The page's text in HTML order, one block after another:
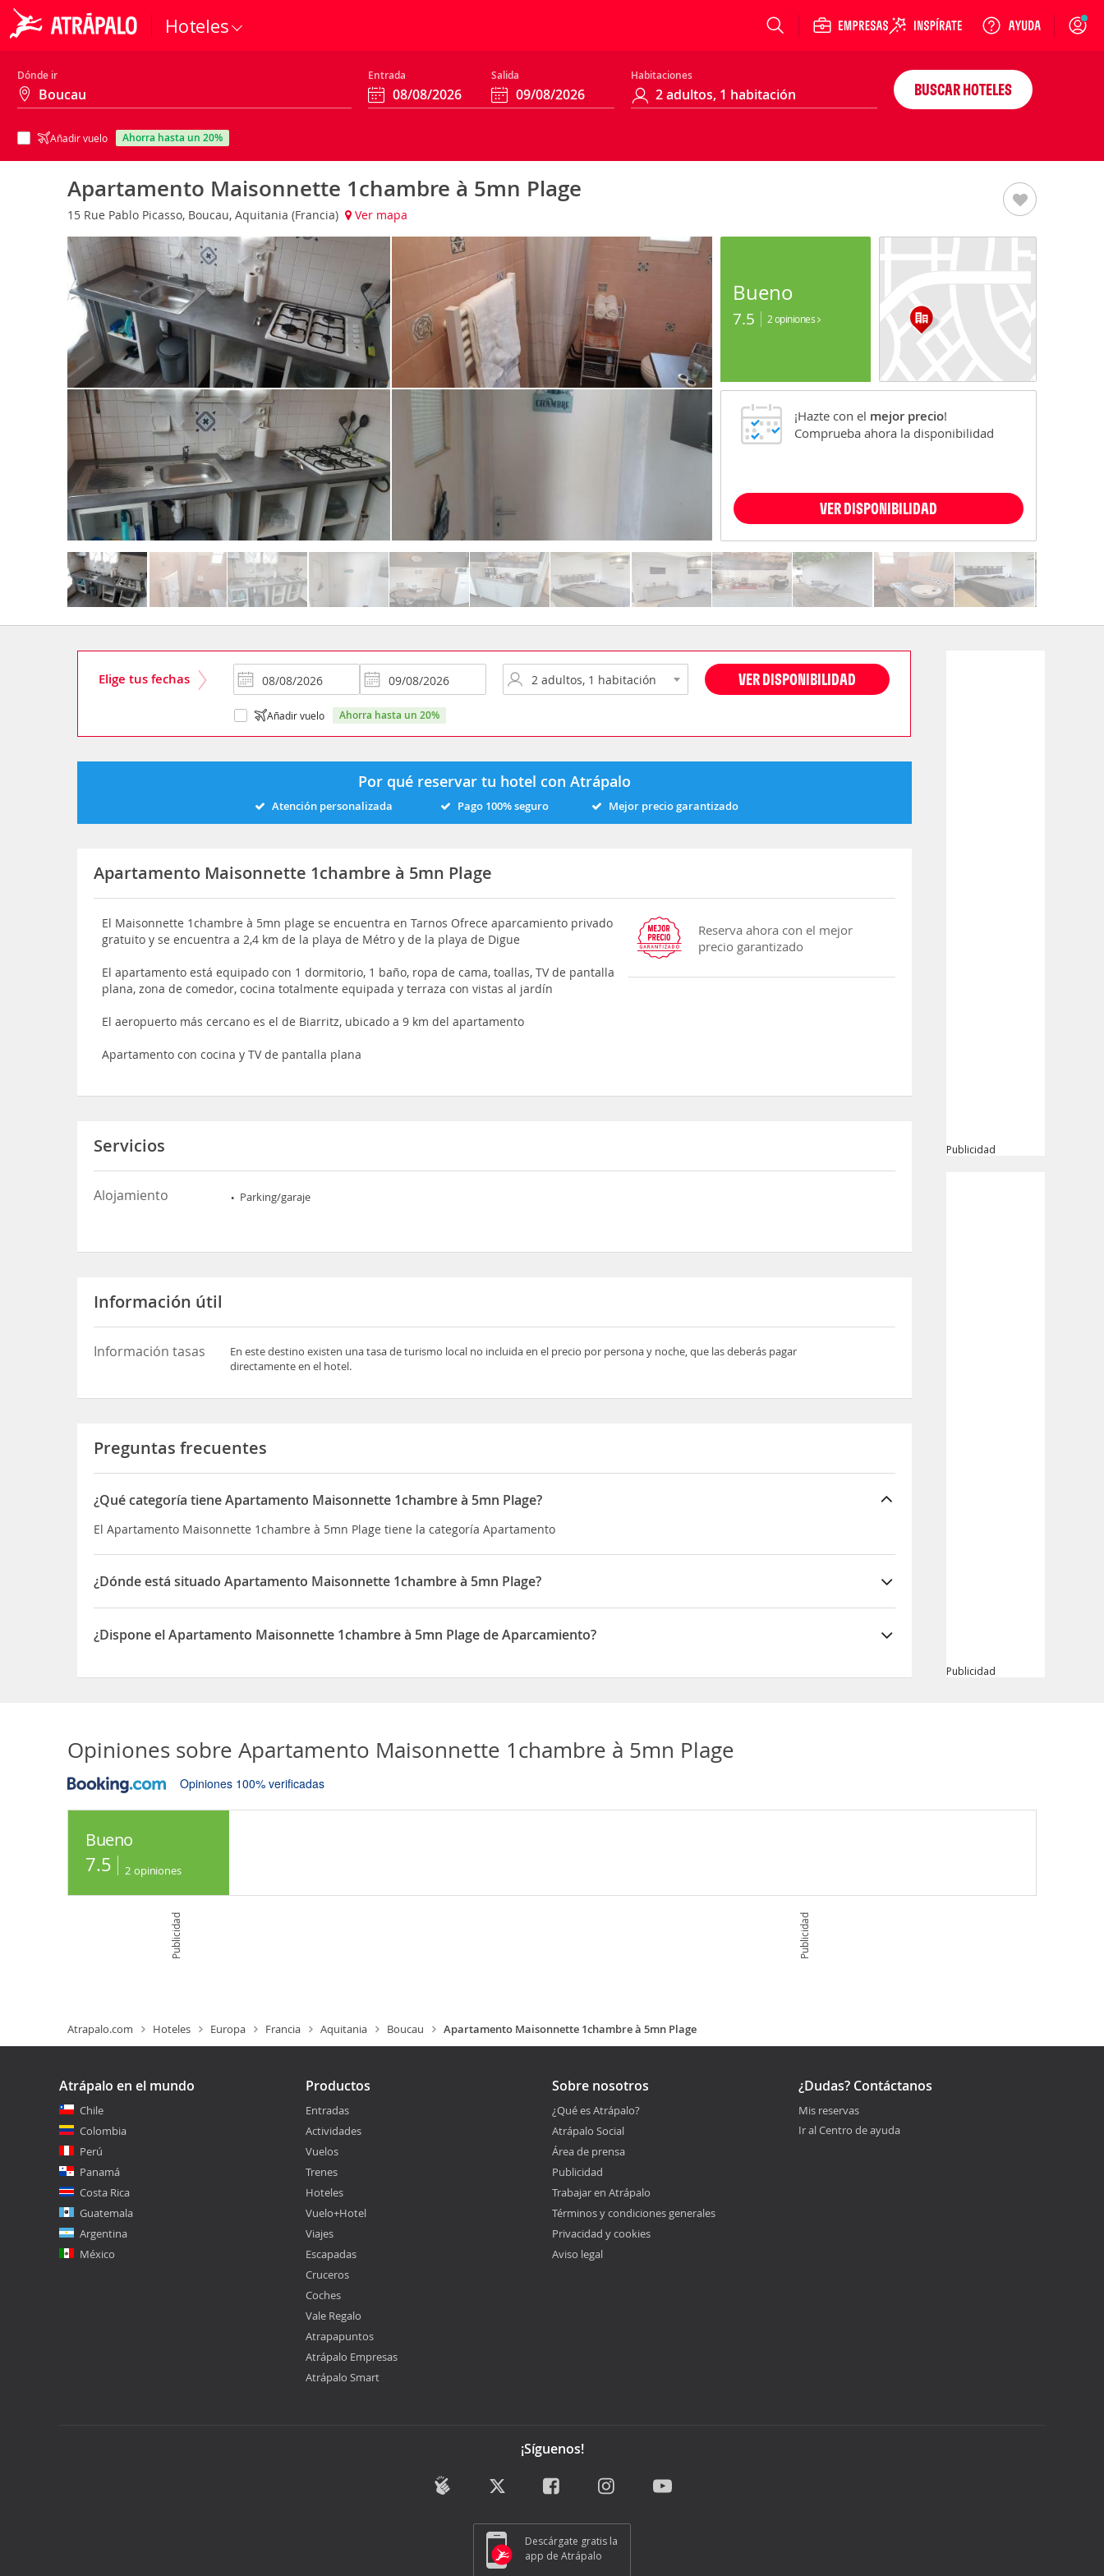
Hoteles Login
Dónde ir Entrada Salida Habitaciones
Añadir vuelo ahorra hasta un 20%
BUSCAR HOTELES
Apartamento Maisonnette 1chambre à 5mn Plage
15 Rue Pablo Picasso, Boucau, Aquitania (Francia) Ver mapa
Bueno
7.5 2 opiniones
¡Hazte con el mejor precio!
Comprueba ahora la disponibilidad
VER DISPONIBILIDAD
Elige tus fechas VER DISPONIBILIDAD
Añadir vuelo ahorra hasta un 20%
Por qué reservar tu hotel con Atrápalo
Atención personalizada Pago 100% seguro Mejor precio garantizado
Apartamento Maisonnette 1chambre à 5mn Plage
El Maisonnette 1chambre à 5mn plage se encuentra en Tarnos Ofrece aparcamiento privado
gratuito y se encuentra a 2,4 km de la playa de Métro y de la playa de Digue
El apartamento está equipado con 1 dormitorio, 1 baño, ropa de cama, toallas, TV de pantalla
plana, zona de comedor, cocina totalmente equipada y terraza con vistas al jardín
El aeropuerto más cercano es el de Biarritz, ubicado a 9 km del apartamento
Apartamento con cocina y TV de pantalla plana
Reserva ahora con el mejor
precio garantizado
Servicios
Alojamiento Parking/garaje
Información útil
Información tasas
En este destino existen una tasa de turismo local no incluida en el precio por persona y noche, que las deberás pagar
directamente en el hotel.
Preguntas frecuentes
¿Qué categoría tiene Apartamento Maisonnette 1chambre à 5mn Plage?
El Apartamento Maisonnette 1chambre à 5mn Plage tiene la categoría Apartamento
¿Dónde está situado Apartamento Maisonnette 1chambre à 5mn Plage?
El Apartamento Maisonnette 1chambre à 5mn Plage está situado en 15 Rue Pablo Picasso
¿Dispone el Apartamento Maisonnette 1chambre à 5mn Plage de Aparcamiento?
Publicidad
Publicidad
Opiniones sobre Apartamento Maisonnette 1chambre à 5mn Plage
Opiniones 100% verificadas
Bueno
7.5 2 opiniones
Publicidad Publicidad
Atrapalo.com Hoteles Europa Francia Aquitania Boucau Apartamento Maisonnette 1chambre à 5mn Plage
Atrápalo en el mundo
Chile
Colombia
Perú
Panamá
Costa Rica
Guatemala
Argentina
México
Productos
Entradas
Actividades
Vuelos
Trenes
Hoteles
Vuelo+Hotel
Viajes
Escapadas
Cruceros
Coches
Vale Regalo
Atrapapuntos
Atrápalo Empresas
Atrápalo Smart
Sobre nosotros
¿Qué es Atrápalo?
Atrápalo Social
Área de prensa
Publicidad
Trabajar en Atrápalo
Términos y condiciones generales
Privacidad y cookies
Aviso legal
¿Dudas? Contáctanos
Mis reservas
Ir al Centro de ayuda
¡Síguenos!
Descárgate gratis la
app de Atrápalo